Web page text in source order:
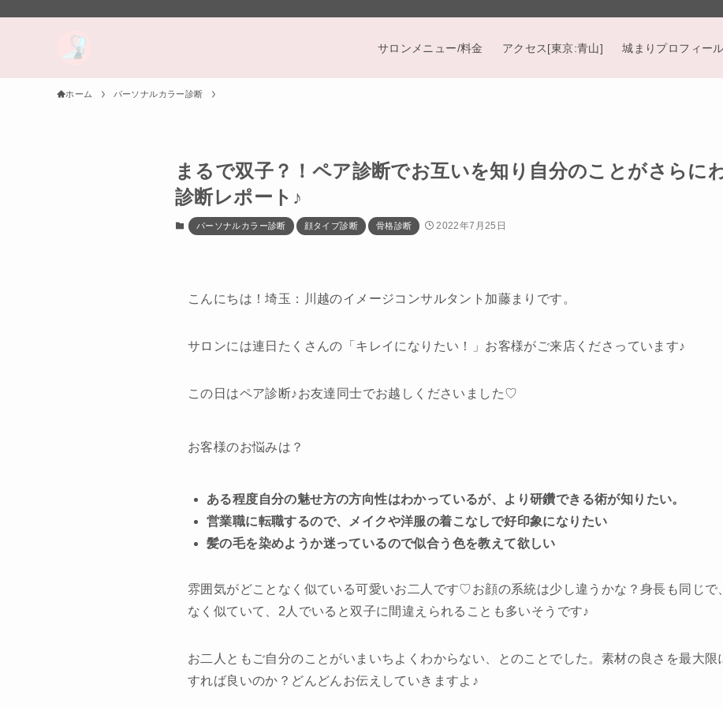
サロンメニュー/料金 アクセス[東京:青山] 城まりプロフィール
ホーム パーソナルカラー診断
まるで双子？！ペア診断でお互いを知り自分のことがさら
診断レポート♪
パーソナルカラー診断 顔タイプ診断 骨格診断 2022年7月25日
こんにちは！埼玉：川越のイメージコンサルタント加藤まりです。
サロンには連日たくさんの「キレイになりたい！」お客様がご来店くださっています♪
この日はペア診断♪お友達同士でお越しくださいました♡
お客様のお悩みは？
ある程度自分の魅せ方の方向性はわかっているが、より研鑽できる術が知りたい。
営業職に転職するので、メイクや洋服の着こなしで好印象になりたい
髪の毛を染めようか迷っているので似合う色を教えて欲しい
雰囲気がどことなく似ている可愛いお二人です♡お顔の系統は少し違うかな？身長も同じで
なく似ていて、2人でいると双子に間違えられることも多いそうです♪
お二人ともご自分のことがいまいちよくわからない、とのことでした。素材の良さを最大限
すれば良いのか？どんどんお伝えしていきますよ♪